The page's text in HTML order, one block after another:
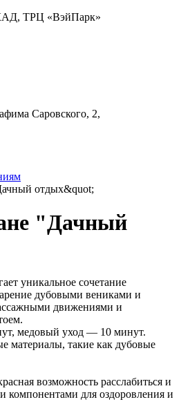
ТРЦ «ВэйПарк»
Саровского, 2,
"Дачный
уникальное сочетание
дубовыми вениками и
движениями и
медовый уход — 10 минут.
материалы, такие как дубовые
возможность расслабиться и
компонентами для оздоровления и